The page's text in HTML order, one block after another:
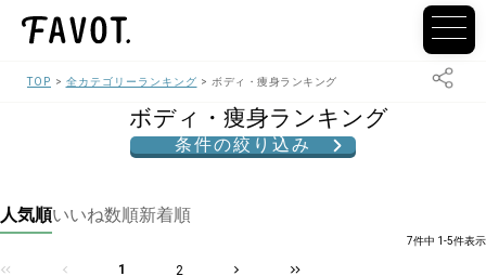
TOP 全カテゴリーランキング ボディ・痩身ランキング
ボディ・痩身ランキング
条件の絞り込み
人気順いいね数順新着順
7件中 1-5件表示
1 2